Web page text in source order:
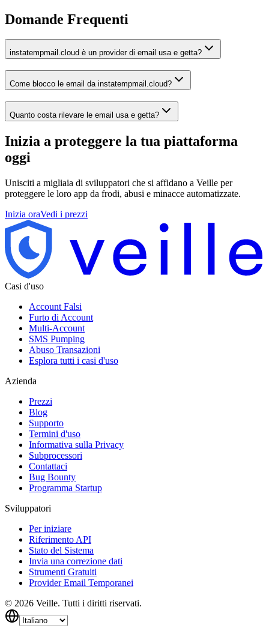
Domande Frequenti
instatempmail.cloud è un provider di email usa e getta?
Come blocco le email da instatempmail.cloud?
Quanto costa rilevare le email usa e getta?
Inizia a proteggere la tua piattaforma
oggi
Unisciti a migliaia di sviluppatori che si affidano a Veille per
proteggere le loro app da frodi, abusi e minacce automatizzate.
Inizia oraVedi i prezzi
Casi d'uso
Account Falsi
Furto di Account
Multi-Account
SMS Pumping
Abuso Transazioni
Esplora tutti i casi d'uso
Azienda
Prezzi
Blog
Supporto
Termini d'uso
Informativa sulla Privacy
Subprocessori
Contattaci
Bug Bounty
Programma Startup
Sviluppatori
Per iniziare
Riferimento API
Stato del Sistema
Invia una correzione dati
Strumenti Gratuiti
Provider Email Temporanei
© 2026 Veille. Tutti i diritti riservati.